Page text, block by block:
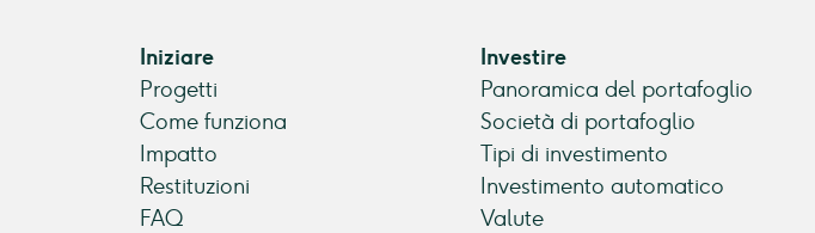
Iniziare
Progetti
Come funziona
Impatto
Restituzioni
FAQ
Investire
Panoramica del portafoglio
Società di portafoglio
Tipi di investimento
Investimento automatico
Valute